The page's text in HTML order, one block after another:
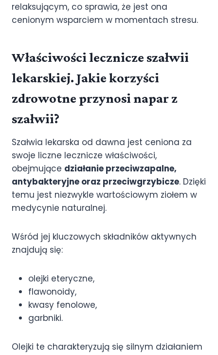
relaksującym, co sprawia, że jest ona
cenionym wsparciem w momentach stresu.
Właściwości lecznicze szałwii
lekarskiej. Jakie korzyści
zdrowotne przynosi napar z
szałwii?
Szałwia lekarska od dawna jest ceniona za
swoje liczne lecznicze właściwości,
obejmujące działanie przeciwzapalne,
antybakteryjne oraz przeciwgrzybicze. Dzięki
temu jest niezwykle wartościowym ziołem w
medycynie naturalnej.
Wśród jej kluczowych składników aktywnych
znajdują się:
olejki eteryczne,
flawonoidy,
kwasy fenolowe,
garbniki.
Olejki te charakteryzują się silnym działaniem